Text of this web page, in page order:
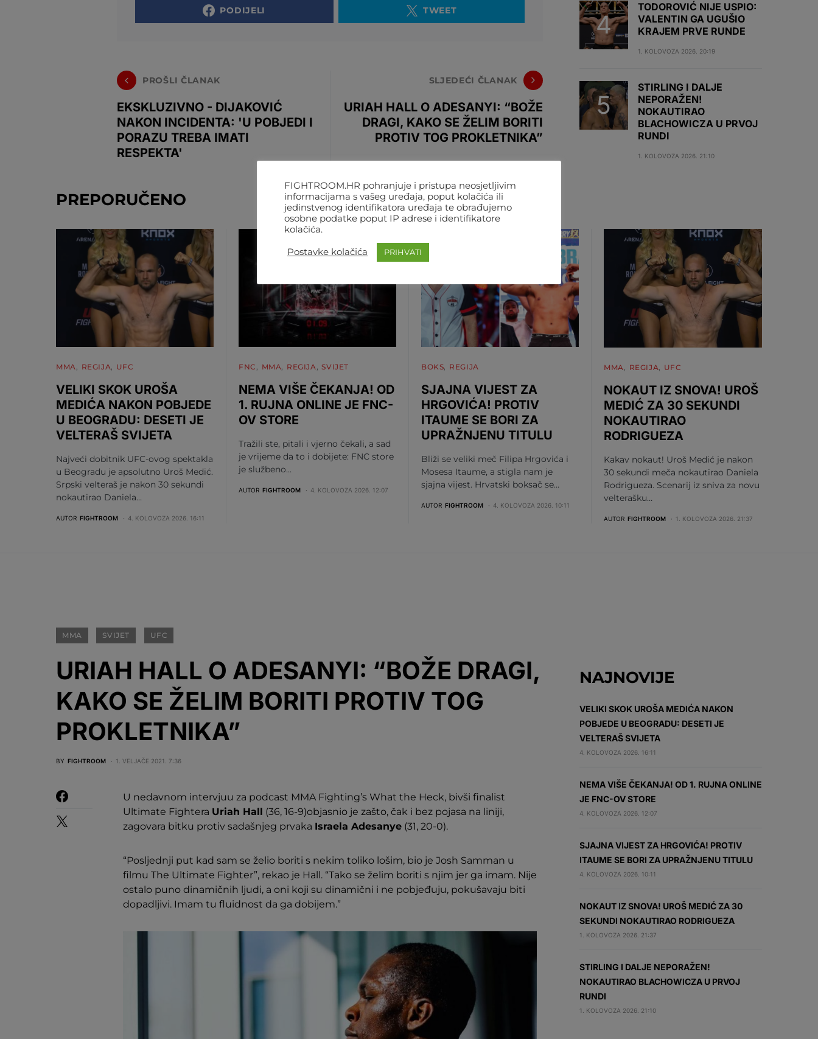
PODIJELI TWEET
PROŠLI ČLANAK
EKSKLUZIVNO - DIJAKOVIĆ
NAKON INCIDENTA: 'U POBJEDI I
PORAZU TREBA IMATI
RESPEKTA'
SLJEDEĆI ČLANAK
URIAH HALL O ADESANYI: “BOŽE
DRAGI, KAKO SE ŽELIM BORITI
PROTIV TOG PROKLETNIKA”
TODOROVIĆ NIJE USPIO:
VALENTIN GA UGUŠIO
KRAJEM PRVE RUNDE
1. KOLOVOZA 2026. 20:19
STIRLING I DALJE
NEPORAŽEN!
NOKAUTIRAO
BLACHOWICZA U PRVOJ
RUNDI
1. KOLOVOZA 2026. 21:10
PREPORUČENO
MMA REGIJA UFC
VELIKI SKOK UROŠA
MEDIĆA NAKON POBJEDE
U BEOGRADU: DESETI JE
VELTERAŠ SVIJETA
Najveći dobitnik UFC-ovog spektakla
u Beogradu je apsolutno Uroš Medić.
Srpski velteraš je nakon 30 sekundi
nokautirao Daniela…
AUTOR FIGHTROOM 4. KOLOVOZA 2026. 16:11
FNC MMA REGIJA SVIJET
NEMA VIŠE ČEKANJA! OD
1. RUJNA ONLINE JE FNC-
OV STORE
Tražili ste, pitali i vjerno čekali, a sad
je vrijeme da to i dobijete: FNC store
je službeno…
AUTOR FIGHTROOM 4. KOLOVOZA 2026. 12:07
BOKS REGIJA
SJAJNA VIJEST ZA
HRGOVIĆA! PROTIV
ITAUME SE BORI ZA
UPRAŽNJENU TITULU
Bliži se veliki meč Filipa Hrgovića i
Mosesa Itaume, a stigla nam je
sjajna vijest. Hrvatski boksač se…
AUTOR FIGHTROOM 4. KOLOVOZA 2026. 10:11
MMA REGIJA UFC
NOKAUT IZ SNOVA! UROŠ
MEDIĆ ZA 30 SEKUNDI
NOKAUTIRAO
RODRIGUEZA
Kakav nokaut! Uroš Medić je nakon
30 sekundi meča nokautirao Daniela
Rodrigueza. Scenarij iz sniva za novu
velterašku…
AUTOR FIGHTROOM 1. KOLOVOZA 2026. 21:37
MMA SVIJET UFC
URIAH HALL O ADESANYI: “BOŽE DRAGI,
KAKO SE ŽELIM BORITI PROTIV TOG
PROKLETNIKA”
BY FIGHTROOM 1. VELJAČE 2021. 7:36
U nedavnom intervjuu za podcast MMA Fighting’s What the Heck, bivši finalist
Ultimate Fightera Uriah Hall (36, 16-9)objasnio je zašto, čak i bez pojasa na liniji,
zagovara bitku protiv sadašnjeg prvaka Israela Adesanye (31, 20-0).
“Posljednji put kad sam se želio boriti s nekim toliko lošim, bio je Josh Samman u
filmu The Ultimate Fighter”, rekao je Hall. “Tako se želim boriti s njim jer ga imam. Nije
ostalo puno dinamičnih ljudi, a oni koji su dinamični i ne pobjeđuju, pokušavaju biti
dopadljivi. Imam tu fluidnost da ga dobijem.”
NAJNOVIJE
VELIKI SKOK UROŠA MEDIĆA NAKON
POBJEDE U BEOGRADU: DESETI JE
VELTERAŠ SVIJETA
4. KOLOVOZA 2026. 16:11
NEMA VIŠE ČEKANJA! OD 1. RUJNA ONLINE
JE FNC-OV STORE
4. KOLOVOZA 2026. 12:07
SJAJNA VIJEST ZA HRGOVIĆA! PROTIV
ITAUME SE BORI ZA UPRAŽNJENU TITULU
4. KOLOVOZA 2026. 10:11
NOKAUT IZ SNOVA! UROŠ MEDIĆ ZA 30
SEKUNDI NOKAUTIRAO RODRIGUEZA
1. KOLOVOZA 2026. 21:37
STIRLING I DALJE NEPORAŽEN!
NOKAUTIRAO BLACHOWICZA U PRVOJ
RUNDI
1. KOLOVOZA 2026. 21:10
FIGHTROOM.HR pohranjuje i pristupa neosjetljivim
informacijama s vašeg uređaja, poput kolačića ili
jedinstvenog identifikatora uređaja te obrađujemo
osobne podatke poput IP adrese i identifikatore
kolačića.
Postavke kolačića PRIHVATI